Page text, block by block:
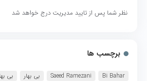
نظر شما پس از تایید مدیریت درج خواهد شد
برچسب ها
Bi Bahar
Saeed Ramezani بی بهار
بی